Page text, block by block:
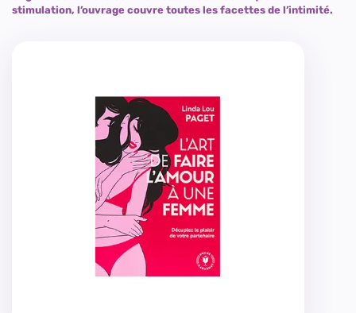
stimulation, l’ouvrage couvre toutes les facettes de l’intimité.